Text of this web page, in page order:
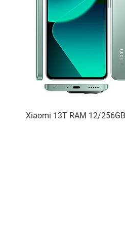
Xiaomi 13T RAM 12/